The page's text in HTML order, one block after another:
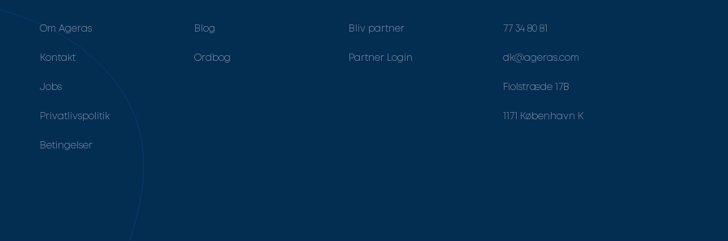
Om Ageras
Kontakt
Jobs
Privatlivspolitik
Betingelser
Blog
Ordbog
Bliv partner
Partner Login
77 34 80 81
dk@ageras.com
Fiolstræde 17B
1171 København K